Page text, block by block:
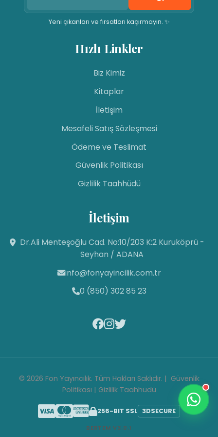
Yeni çıkanları ve fırsatları kaçırmayın. ✨
Hızlı Linkler
Biz Kimiz
Kitaplar
İletişim
Mesafeli Satış Sözleşmesi
Ödeme ve Teslimat
Güvenlik Politikası
Gizlilik Taahhüdü
İletişim
Dr.Ali Menteşoğlu Cad. No:10/203 K:2 Kuruköprü -
Seyhan / ADANA
info@fonyayincilik.com.tr
0 (850) 302 85 23
© 2026 Fon Yayıncılık. Tüm Hakları Saklıdır. | Güvenlik
Politikası | Gizlilik Taahhüdü
256-BIT SSL 3DSECURE
BERTEM V3.0.1
Canlı Destek Hattı
Fon Yayıncılık
Merhaba! Size nasıl yardımcı
olabilirim? Aşağıdan mesajınızı